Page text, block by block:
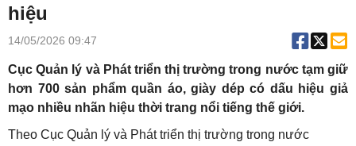
hiệu
14/05/2026 09:47
Cục Quản lý và Phát triển thị trường trong nước tạm giữ
hơn 700 sản phẩm quần áo, giày dép có dấu hiệu giả
mạo nhiều nhãn hiệu thời trang nổi tiếng thế giới.
Theo Cục Quản lý và Phát triển thị trường trong nước